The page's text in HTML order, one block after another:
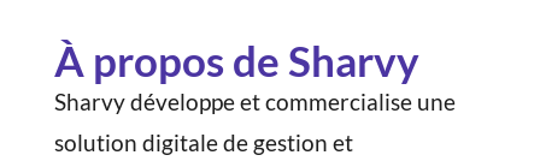
À propos de Sharvy
Sharvy développe et commercialise une
solution digitale de gestion et